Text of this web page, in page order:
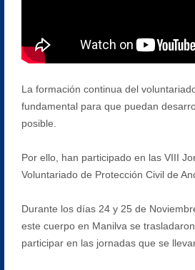
La formación continua del
fundamental para que puedan
posible.
Por ello, han participado en las VIII
Voluntariado de Protección Civil de
Durante los días 24 y 25 de
este cuerpo en Manilva se
participar en las jornadas que se